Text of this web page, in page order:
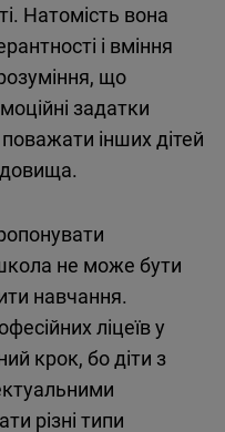
Натомість вона
і вміння
що
задатки
інших дітей
не може бути
навчання.
ліцеїв у
крок, бо діти з
різні типи